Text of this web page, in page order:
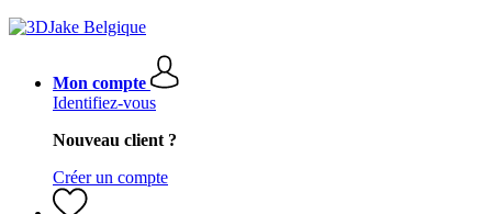
Mon compte
Identifiez-vous
Nouveau client ?
Créer un compte